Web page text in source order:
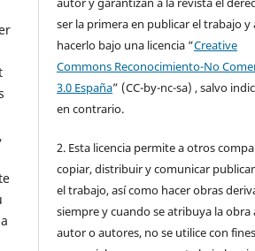
ser la primera en publicar el trabajo y
hacerlo bajo una licencia “Creative
Commons Reconocimiento-No
3.0 España” (CC-by-nc-sa) , salvo
en contrario.
2. Esta licencia permite a otros
copiar, distribuir y comunicar
el trabajo, así como hacer obras
siempre y cuando se atribuya la obra
autor o autores, no se utilice con